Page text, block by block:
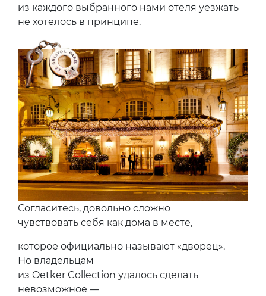
из каждого выбранного нами отеля уезжать
не хотелось в принципе.
Согласитесь, довольно сложно
чувствовать себя как дома в месте,
которое официально называют «дворец».
Но владельцам
из Oetker Collection удалось сделать
невозможное —